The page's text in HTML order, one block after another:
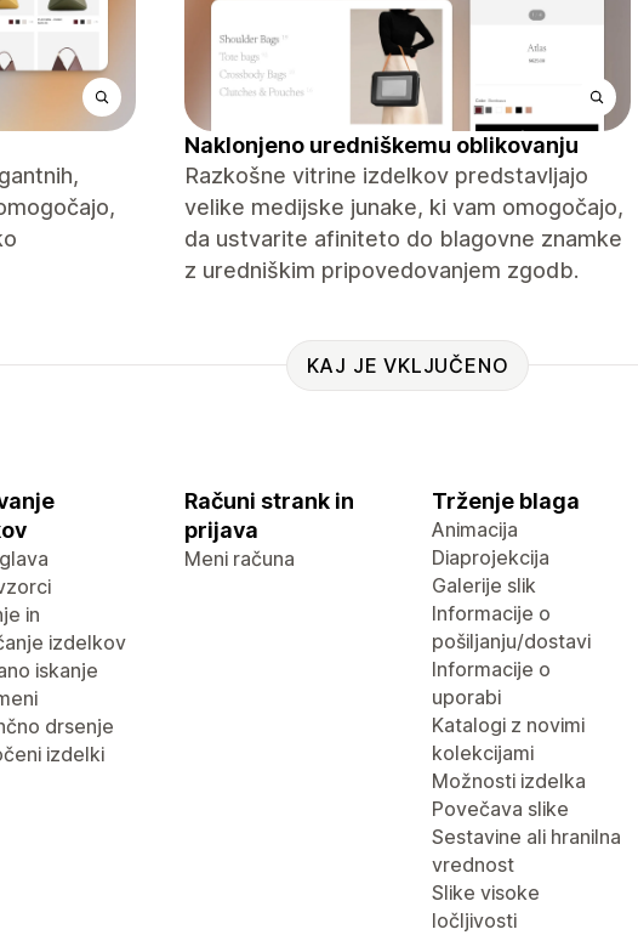
Naklonjeno uredniškemu oblikovanju
Razkošne vitrine izdelkov predstavljajo
velike medijske junake, ki vam omogočajo,
da ustvarite afiniteto do blagovne znamke
z uredniškim pripovedovanjem zgodb.
KAJ JE VKLJUČENO
in
izdelkov
iskanje
drsenje
izdelki
Računi strank in
prijava
Meni računa
Trženje blaga
Animacija
Diaprojekcija
Galerije slik
Informacije o
pošiljanju/dostavi
Informacije o
uporabi
Katalogi z novimi
kolekcijami
Možnosti izdelka
Povečava slike
Sestavine ali hranilna
vrednost
Slike visoke
ločljivosti